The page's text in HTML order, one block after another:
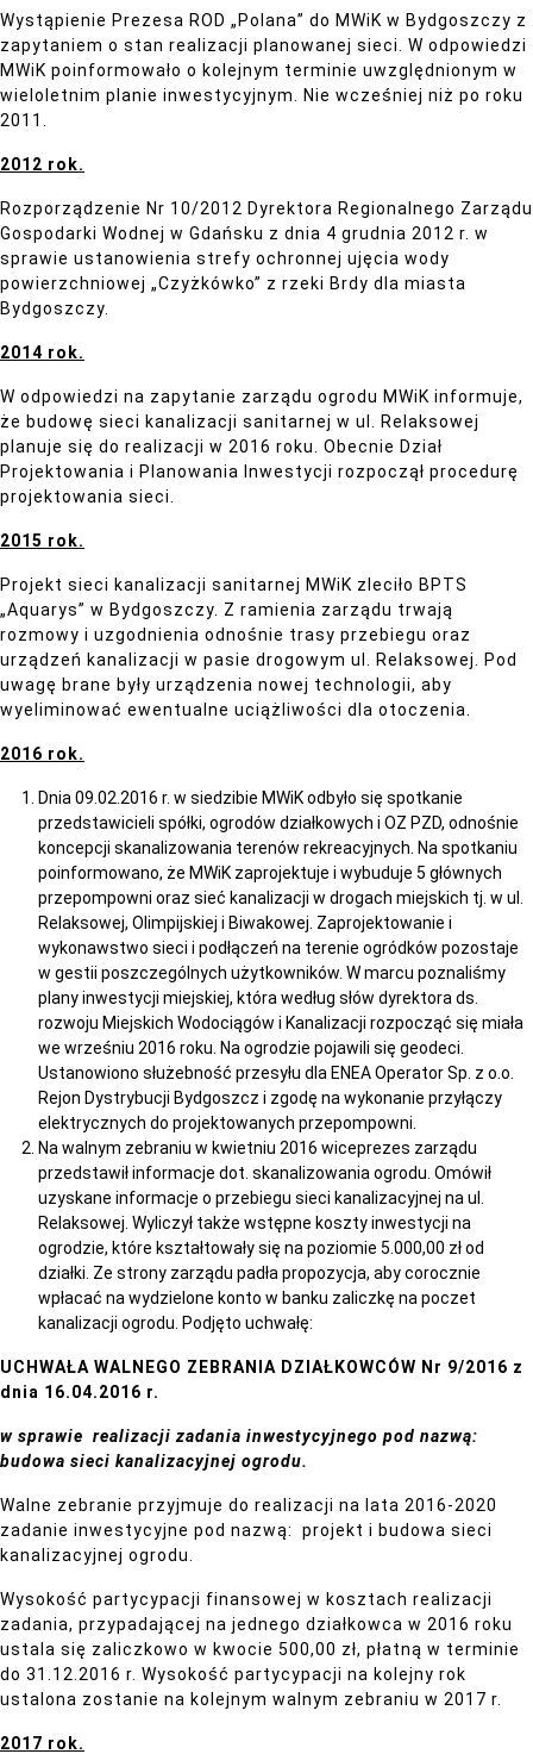
Wystąpienie Prezesa ROD „Polana” do MWiK w Bydgoszczy z
zapytaniem o stan realizacji planowanej sieci. W odpowiedzi
MWiK poinformowało o kolejnym terminie uwzględnionym w
wieloletnim planie inwestycyjnym. Nie wcześniej niż po roku
2011.
2012 rok.
Rozporządzenie Nr 10/2012 Dyrektora Regionalnego Zarządu
Gospodarki Wodnej w Gdańsku z dnia 4 grudnia 2012 r. w
sprawie ustanowienia strefy ochronnej ujęcia wody
powierzchniowej „Czyżkówko” z rzeki Brdy dla miasta
Bydgoszczy.
2014 rok.
W odpowiedzi na zapytanie zarządu ogrodu MWiK informuje,
że budowę sieci kanalizacji sanitarnej w ul. Relaksowej
planuje się do realizacji w 2016 roku. Obecnie Dział
Projektowania i Planowania Inwestycji rozpoczął procedurę
projektowania sieci.
2015 rok.
Projekt sieci kanalizacji sanitarnej MWiK zleciło BPTS
„Aquarys” w Bydgoszczy. Z ramienia zarządu trwają
rozmowy i uzgodnienia odnośnie trasy przebiegu oraz
urządzeń kanalizacji w pasie drogowym ul. Relaksowej. Pod
uwagę brane były urządzenia nowej technologii, aby
wyeliminować ewentualne uciążliwości dla otoczenia.
2016 rok.
Dnia 09.02.2016 r. w siedzibie MWiK odbyło się spotkanie
przedstawicieli spółki, ogrodów działkowych i OZ PZD, odnośnie
koncepcji skanalizowania terenów rekreacyjnych. Na spotkaniu
poinformowano, że MWiK zaprojektuje i wybuduje 5 głównych
przepompowni oraz sieć kanalizacji w drogach miejskich tj. w ul.
Relaksowej, Olimpijskiej i Biwakowej. Zaprojektowanie i
wykonawstwo sieci i podłączeń na terenie ogródków pozostaje
w gestii poszczególnych użytkowników. W marcu poznaliśmy
plany inwestycji miejskiej, która według słów dyrektora ds.
rozwoju Miejskich Wodociągów i Kanalizacji rozpocząć się miała
we wrześniu 2016 roku. Na ogrodzie pojawili się geodeci.
Ustanowiono służebność przesyłu dla ENEA Operator Sp. z o.o.
Rejon Dystrybucji Bydgoszcz i zgodę na wykonanie przyłączy
elektrycznych do projektowanych przepompowni.
Na walnym zebraniu w kwietniu 2016 wiceprezes zarządu
przedstawił informacje dot. skanalizowania ogrodu. Omówił
uzyskane informacje o przebiegu sieci kanalizacyjnej na ul.
Relaksowej. Wyliczył także wstępne koszty inwestycji na
ogrodzie, które kształtowały się na poziomie 5.000,00 zł od
działki. Ze strony zarządu padła propozycja, aby corocznie
wpłacać na wydzielone konto w banku zaliczkę na poczet
kanalizacji ogrodu. Podjęto uchwałę:
UCHWAŁA WALNEGO ZEBRANIA DZIAŁKOWCÓW Nr 9/2016 z
dnia 16.04.2016 r.
w sprawie realizacji zadania inwestycyjnego pod nazwą:
budowa sieci kanalizacyjnej ogrodu.
Walne zebranie przyjmuje do realizacji na lata 2016-2020
zadanie inwestycyjne pod nazwą: projekt i budowa sieci
kanalizacyjnej ogrodu.
Wysokość partycypacji finansowej w kosztach realizacji
zadania, przypadającej na jednego działkowca w 2016 roku
ustala się zaliczkowo w kwocie 500,00 zł, płatną w terminie
do 31.12.2016 r. Wysokość partycypacji na kolejny rok
ustalona zostanie na kolejnym walnym zebraniu w 2017 r.
2017 rok.